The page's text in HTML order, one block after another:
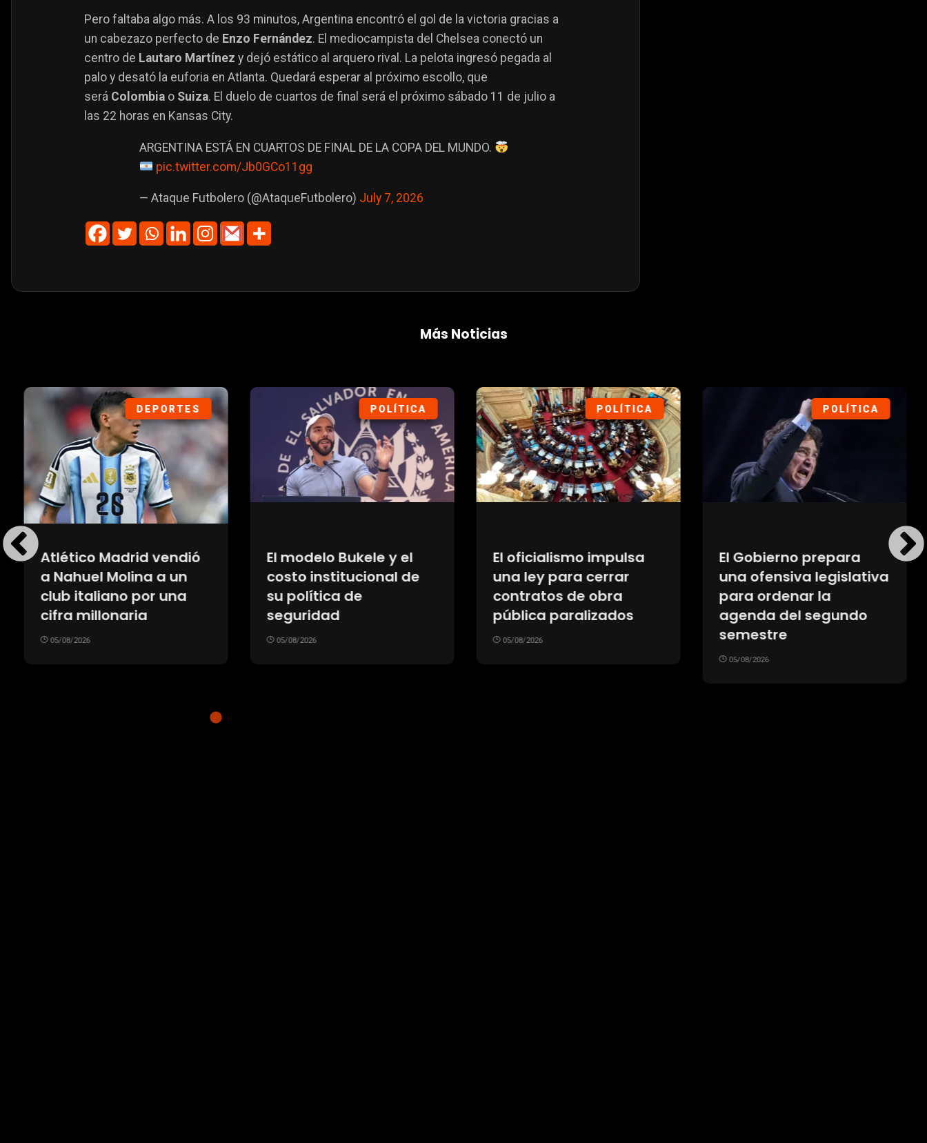
Pero faltaba algo más. A los 93 minutos, Argentina encontró el gol de la victoria gracias a
un cabezazo perfecto de Enzo Fernández. El mediocampista del Chelsea conectó un
centro de Lautaro Martínez y dejó estático al arquero rival. La pelota ingresó pegada al
palo y desató la euforia en Atlanta. Quedará esperar al próximo escollo, que
será Colombia o Suiza. El duelo de cuartos de final será el próximo sábado 11 de julio a
las 22 horas en Kansas City.
ARGENTINA ESTÁ EN CUARTOS DE FINAL DE LA COPA DEL MUNDO.
pic.twitter.com/Jb0GCo11gg
— Ataque Futbolero (@AtaqueFutbolero) July 7, 2026
Más Noticias
DEPORTES
Atlético Madrid vendió
a Nahuel Molina a un
club italiano por una
cifra millonaria
05/08/2026
POLÍTICA
El modelo Bukele y el
costo institucional de
su política de
seguridad
05/08/2026
POLÍTICA
El oficialismo impulsa
una ley para cerrar
contratos de obra
pública paralizados
05/08/2026
POLÍTICA
El Gobierno prepara
una ofensiva legislativa
para ordenar la
agenda del segundo
semestre
05/08/2026